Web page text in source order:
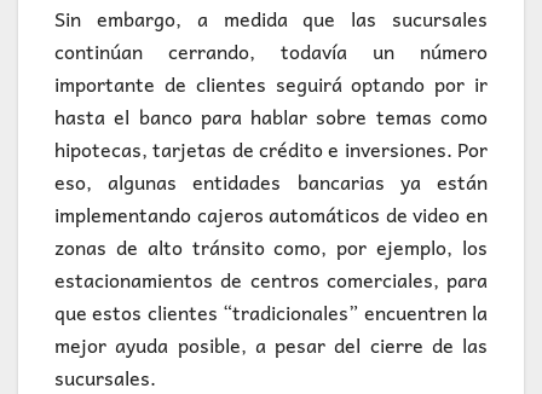
Sin embargo, a medida que las sucursales
continúan cerrando, todavía un número
importante de clientes seguirá optando por ir
hasta el banco para hablar sobre temas como
hipotecas, tarjetas de crédito e inversiones. Por
eso, algunas entidades bancarias ya están
implementando cajeros automáticos de video en
zonas de alto tránsito como, por ejemplo, los
estacionamientos de centros comerciales, para
que estos clientes “tradicionales” encuentren la
mejor ayuda posible, a pesar del cierre de las
sucursales.